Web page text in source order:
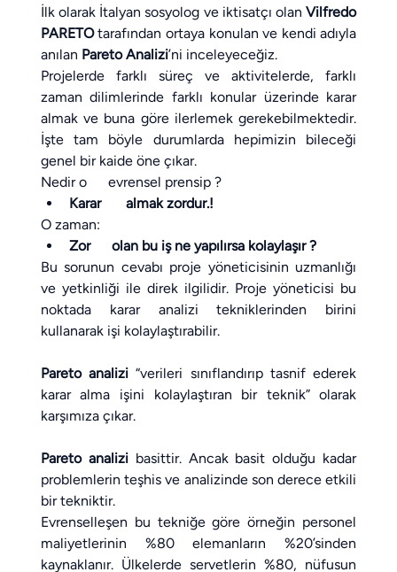
İlk olarak İtalyan sosyolog ve iktisatçı olan Vilfredo
PARETO tarafından ortaya konulan ve kendi adıyla
anılan Pareto Analizi’ni inceleyeceğiz.
Projelerde farklı süreç ve aktivitelerde, farklı
zaman dilimlerinde farklı konular üzerinde karar
almak ve buna göre ilerlemek gerekebilmektedir.
İşte tam böyle durumlarda hepimizin bileceği
genel bir kaide öne çıkar.
Nedir o      evrensel prensip ?
Karar       almak zordur.!
O zaman:
Zor      olan bu iş ne yapılırsa kolaylaşır ?
Bu sorunun cevabı proje yöneticisinin uzmanlığı
ve yetkinliği ile direk ilgilidir. Proje yöneticisi bu
noktada karar analizi tekniklerinden birini
kullanarak işi kolaylaştırabilir.
Pareto analizi “verileri sınıflandırıp tasnif ederek
karar alma işini kolaylaştıran bir teknik” olarak
karşımıza çıkar.
Pareto analizi basittir. Ancak basit olduğu kadar
problemlerin teşhis ve analizinde son derece etkili
bir tekniktir.
Evrenselleşen bu tekniğe göre örneğin personel
maliyetlerinin %80 elemanların %20’sinden
kaynaklanır. Ülkelerde servetlerin %80, nüfusun